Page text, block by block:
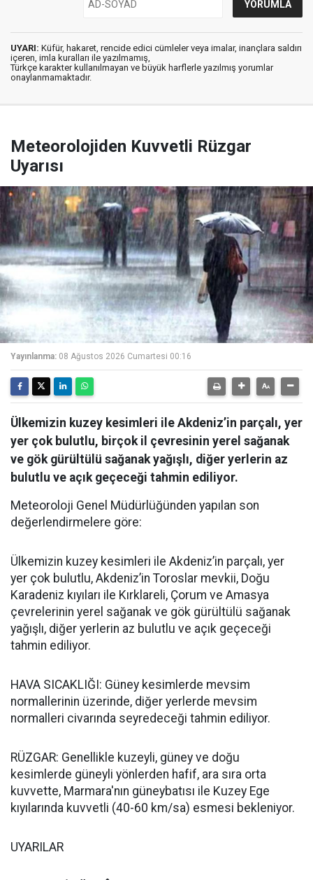
UYARI: Küfür, hakaret, rencide edici cümleler veya imalar, inançlara saldırı
içeren, imla kuralları ile yazılmamış,
Türkçe karakter kullanılmayan ve büyük harflerle yazılmış yorumlar
onaylanmamaktadır.
Meteorolojiden Kuvvetli Rüzgar
Uyarısı
Yayınlanma: 08 Ağustos 2026 Cumartesi 00:16
Ülkemizin kuzey kesimleri ile Akdeniz’in parçalı, yer
yer çok bulutlu, birçok il çevresinin yerel sağanak
ve gök gürültülü sağanak yağışlı, diğer yerlerin az
bulutlu ve açık geçeceği tahmin ediliyor.
Meteoroloji Genel Müdürlüğünden yapılan son
değerlendirmelere göre:
Ülkemizin kuzey kesimleri ile Akdeniz’in parçalı, yer
yer çok bulutlu, Akdeniz’in Toroslar mevkii, Doğu
Karadeniz kıyıları ile Kırklareli, Çorum ve Amasya
çevrelerinin yerel sağanak ve gök gürültülü sağanak
yağışlı, diğer yerlerin az bulutlu ve açık geçeceği
tahmin ediliyor.
HAVA SICAKLIĞI: Güney kesimlerde mevsim
normallerinin üzerinde, diğer yerlerde mevsim
normalleri civarında seyredeceği tahmin ediliyor.
RÜZGAR: Genellikle kuzeyli, güney ve doğu
kesimlerde güneyli yönlerden hafif, ara sıra orta
kuvvette, Marmara'nın güneybatısı ile Kuzey Ege
kıyılarında kuvvetli (40-60 km/sa) esmesi bekleniyor.
UYARILAR